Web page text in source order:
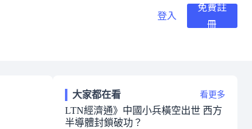
登入
免費註
冊
大家都在看 看更多
LTN經濟通》中國小兵橫空出世 西方
半導體封鎖破功？